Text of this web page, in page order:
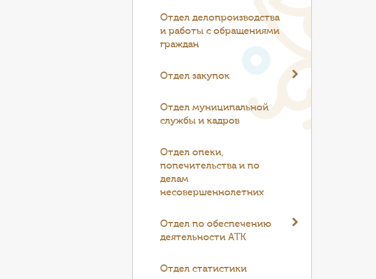
Отдел делопроизводства
и работы с обращениями
граждан
Отдел закупок
Отдел муниципальной
службы и кадров
Отдел опеки,
попечительства и по
делам
несовершеннолетних
Отдел по обеспечению
деятельности АТК
Отдел статистики